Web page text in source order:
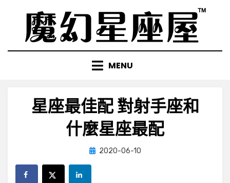
content
MENU
星座最佳配 對射手座和
什麼星座最配
by小編
Posted
2020-06-10